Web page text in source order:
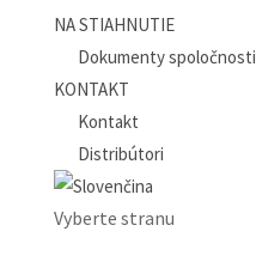
NA STIAHNUTIE
Dokumenty spoločnosti
KONTAKT
Kontakt
Distribútori
Vyberte stranu